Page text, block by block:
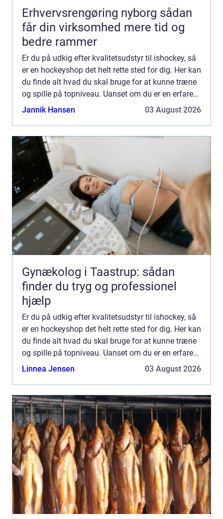
Erhvervsrengøring nyborg sådan
får din virksomhed mere tid og
bedre rammer
Er du på udkig efter kvalitetsudstyr til ishockey, så
er en hockeyshop det helt rette sted for dig. Her kan
du finde alt hvad du skal bruge for at kunne træne
og spille på topniveau. Uanset om du er en erfaren
spiller eller f&...
Jannik Hansen 03 August 2026
Gynækolog i Taastrup: sådan
finder du tryg og professionel
hjælp
Er du på udkig efter kvalitetsudstyr til ishockey, så
er en hockeyshop det helt rette sted for dig. Her kan
du finde alt hvad du skal bruge for at kunne træne
og spille på topniveau. Uanset om du er en erfaren
spiller eller f&...
Linnea Jensen 03 August 2026